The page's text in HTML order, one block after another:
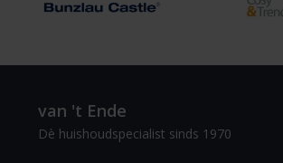
van 't Ende
Dè huishoudspecialist sinds 1970